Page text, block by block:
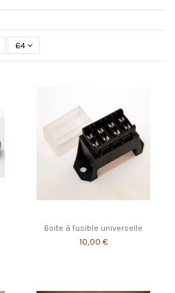
64
Boite à fusible universelle
10,00 €